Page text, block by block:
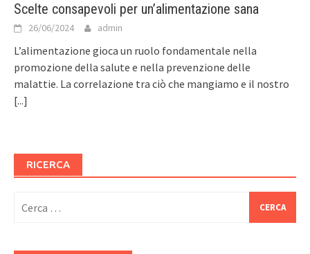
Scelte consapevoli per un’alimentazione sana
26/06/2024 admin
L’alimentazione gioca un ruolo fondamentale nella
promozione della salute e nella prevenzione delle
malattie. La correlazione tra ciò che mangiamo e il nostro
[...]
RICERCA
per: